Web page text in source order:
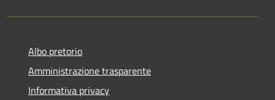
Albo pretorio
Amministrazione trasparente
Informativa privacy